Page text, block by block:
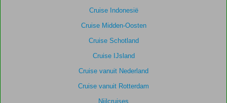
Cruise Indonesië
Cruise Midden-Oosten
Cruise Schotland
Cruise IJsland
Cruise vanuit Nederland
Cruise vanuit Rotterdam
Nijlcruises